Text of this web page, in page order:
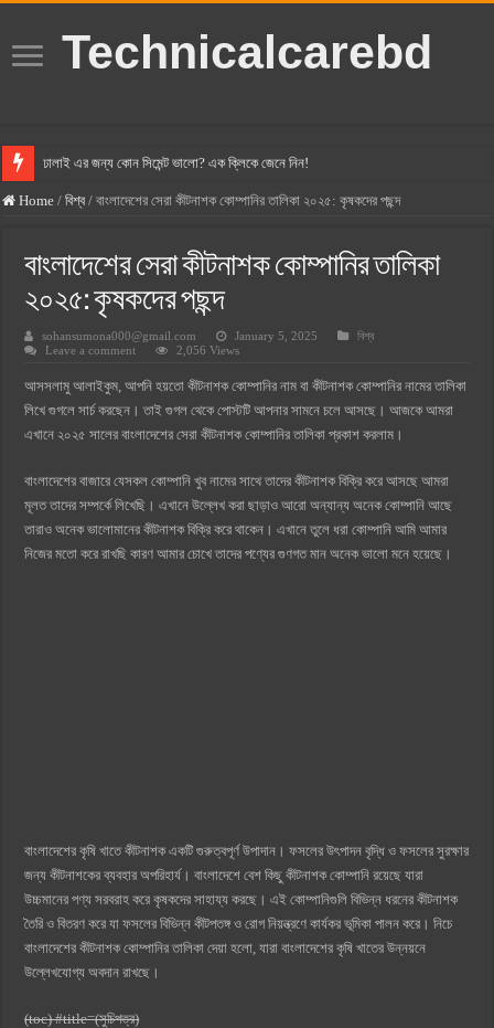
Technicalcarebd
ঢালাই এর জন্য কোন সিমেন্ট ভালো? এক ক্লিকে জেনে নিন!
বসুন্ধরা সিমেন্ট এর দাম ২০২৫
হোলসিম সিমেন্ট দাম ২০২৫
সুপারক্রিট সিমেন্ট দাম ২০২৫
জুডিশিয়াল ম্যাজিস্ট্রেট কি? জুডিশিয়াল ম্যাজিস্ট্রেট এর সুযোগ সুবিধা
ওয়ালটন মোবাইল কিস্তিতে কেনার নিয়ম ২০২৫
ওয়ালটন টিভি কিস্তিতে কেনার নিয়ম ২০২৫
গ্রামে লাভজনক ব্যবসা ২০২৫ ও গ্রামের বাজারে ব্যবসার আইডিয়া
জেনে নিন, বর্তমানে মোবাইল ঘড়ি দাম কত ২০২৫
Home / বিশ্ব / বাংলাদেশের সেরা কীটনাশক কোম্পানির তালিকা ২০২৫: কৃষকদের পছন্দ
বাংলাদেশের সেরা কীটনাশক কোম্পানির তালিকা
২০২৫: কৃষকদের পছন্দ
sohansumona000@gmail.com January 5, 2025
বিশ্ব
Leave a comment
2,056 Views
আসসলামু আলাইকুম, আপনি হয়তো কীটনাশক কোম্পানির নাম বা কীটনাশক কোম্পানির নামের তালিকা
লিখে গুগলে সার্চ করছেন। তাই গুগল থেকে পোস্টটি আপনার সামনে চলে আসছে। আজকে আমরা
এখানে ২০২৫ সালের বাংলাদেশের সেরা কীটনাশক কোম্পানির তালিকা প্রকাশ করলাম।
বাংলাদেশের বাজারে যেসকল কোম্পানি খুব নামের সাথে তাদের কীটনাশক বিক্রি করে আসছে আমরা
মূলত তাদের সম্পর্কে লিখেছি। এখানে উল্লেখ করা ছাড়াও আরো অন্যান্য অনেক কোম্পানি আছে
তারাও অনেক ভালোমানের কীটনাশক বিক্রি করে থাকেন। এখানে তুলে ধরা কোম্পানি আমি আমার
নিজের মতো করে রাখছি কারণ আমার চোখে তাদের পণ্যের গুণগত মান অনেক ভালো মনে হয়েছে।
বাংলাদেশের কৃষি খাতে কীটনাশক একটি গুরুত্বপূর্ণ উপাদান। ফসলের উৎপাদন বৃদ্ধি ও ফসলের সুরক্ষার
জন্য কীটনাশকের ব্যবহার অপরিহার্য। বাংলাদেশে বেশ কিছু কীটনাশক কোম্পানি রয়েছে যারা
উচ্চমানের পণ্য সরবরাহ করে কৃষকদের সাহায্য করছে। এই কোম্পানিগুলি বিভিন্ন ধরনের কীটনাশক
তৈরি ও বিতরণ করে যা ফসলের বিভিন্ন কীটপতঙ্গ ও রোগ নিয়ন্ত্রণে কার্যকর ভূমিকা পালন করে। নিচে
বাংলাদেশের কীটনাশক কোম্পানির তালিকা দেয়া হলো, যারা বাংলাদেশের কৃষি খাতের উন্নয়নে
উল্লেখযোগ্য অবদান রাখছে।
(toc) #title=(সুচিপত্র)